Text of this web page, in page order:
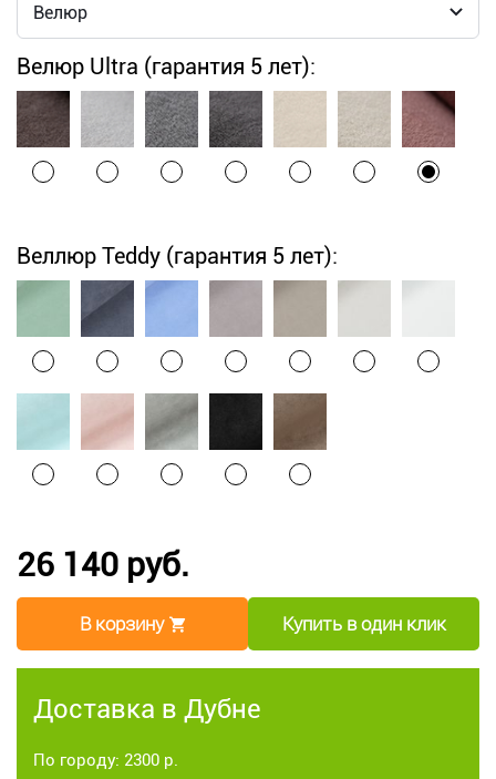
Велюр Ultra (гарантия 5 лет):
Веллюр Teddy (гарантия 5 лет):
26 140 руб.
В корзину Купить в один клик
Доставка в Дубне
По городу: 2300 р.